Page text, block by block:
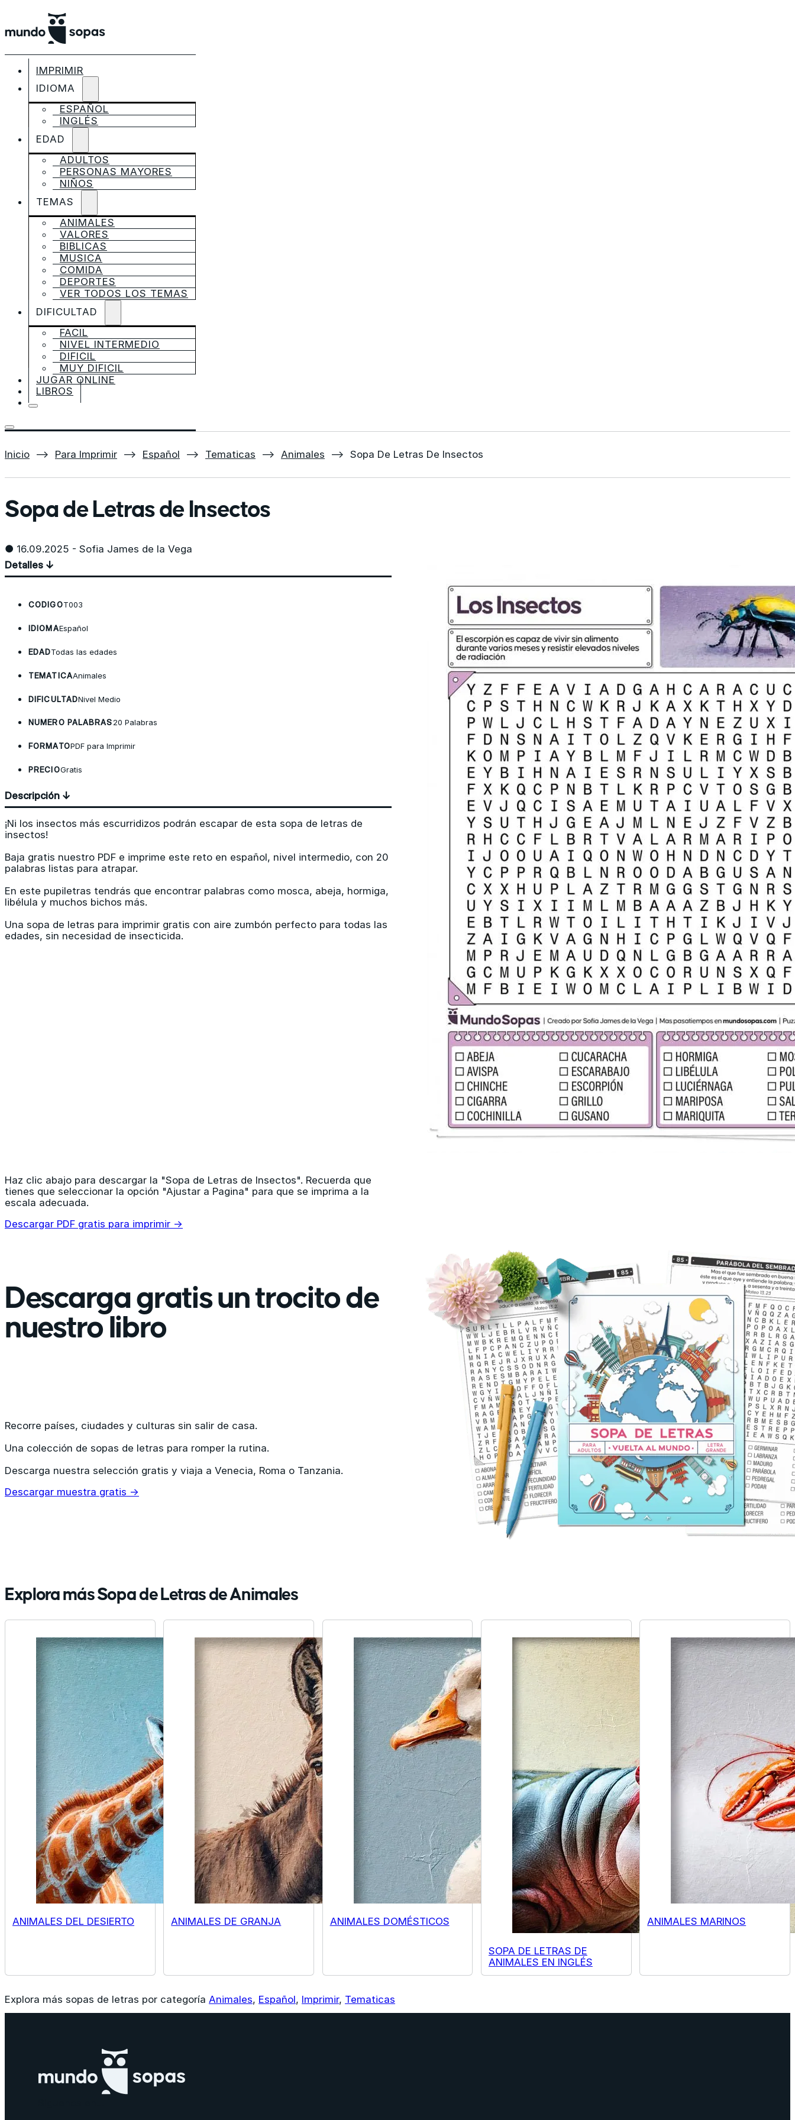
IMPRIMIR
IDIOMA
ESPAÑOL
INGLÉS
EDAD
ADULTOS
PERSONAS MAYORES
NIÑOS
TEMAS
ANIMALES
VALORES
BIBLICAS
MUSICA
COMIDA
DEPORTES
VER TODOS LOS TEMAS
DIFICULTAD
FACIL
NIVEL INTERMEDIO
DIFICIL
MUY DIFICIL
JUGAR ONLINE
LIBROS
Inicio ⟶ Para Imprimir ⟶ Español ⟶ Tematicas ⟶ Animales ⟶ Sopa De Letras De Insectos
Sopa de Letras de Insectos
● 16.09.2025 - Sofia James de la Vega
Detalles ↓
CODIGOT003
IDIOMAEspañol
EDADTodas las edades
TEMATICAAnimales
DIFICULTADNivel Medio
NUMERO PALABRAS20 Palabras
FORMATOPDF para Imprimir
PRECIOGratis
Descripción ↓
¡Ni los insectos más escurridizos podrán escapar de esta sopa de letras de
insectos!
Baja gratis nuestro PDF e imprime este reto en español, nivel intermedio, con 20
palabras listas para atrapar.
En este pupiletras tendrás que encontrar palabras como mosca, abeja, hormiga,
libélula y muchos bichos más.
Una sopa de letras para imprimir gratis con aire zumbón perfecto para todas las
edades, sin necesidad de insecticida.
Haz clic abajo para descargar la "Sopa de Letras de Insectos". Recuerda que
tienes que seleccionar la opción "Ajustar a Pagina" para que se imprima a la
escala adecuada.
Descargar PDF gratis para imprimir →
Descarga gratis un trocito de
nuestro libro
Recorre países, ciudades y culturas sin salir de casa.
Una colección de sopas de letras para romper la rutina.
Descarga nuestra selección gratis y viaja a Venecia, Roma o Tanzania.
Descargar muestra gratis →
Explora más Sopa de Letras de Animales
ANIMALES DEL DESIERTO ANIMALES DE GRANJA ANIMALES DOMÉSTICOS
SOPA DE LETRAS DE
ANIMALES EN INGLÉS
ANIMALES MARINOS
Explora más sopas de letras por categoría Animales, Español, Imprimir, Tematicas